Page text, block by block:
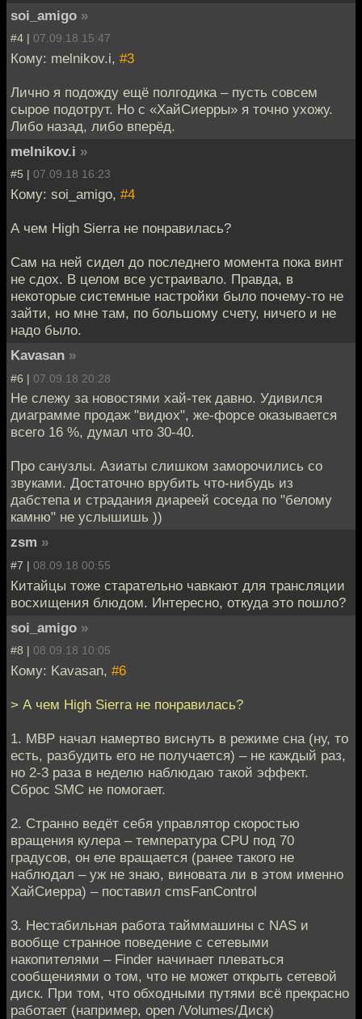
soi_amigo »
#4 | 07.09.18 15:47
Кому: melnikov.i, #3
Лично я подожду ещё полгодика – пусть совсем
сырое подотрут. Но с «ХайСиерры» я точно ухожу.
Либо назад, либо вперёд.
melnikov.i »
#5 | 07.09.18 16:23
Кому: soi_amigo, #4
А чем High Sierra не понравилась?
Сам на ней сидел до последнего момента пока винт
не сдох. В целом все устраивало. Правда, в
некоторые системные настройки было почему-то не
зайти, но мне там, по большому счету, ничего и не
надо было.
Kavasan »
#6 | 07.09.18 20:28
Не слежу за новостями хай-тек давно. Удивился
диаграмме продаж "видюх", же-форсе оказывается
вcего 16 %, думал что 30-40.
Про санузлы. Азиаты слишком заморочились со
звуками. Достаточно врубить что-нибудь из
дабстепа и страдания диареей соседа по "белому
камню" не услышишь ))
zsm »
#7 | 08.09.18 00:55
Китайцы тоже старательно чавкают для трансляции
восхищения блюдом. Интересно, откуда это пошло?
soi_amigo »
#8 | 08.09.18 10:05
Кому: Kavasan, #6
> А чем High Sierra не понравилась?
1. MBP начал намертво виснуть в режиме сна (ну, то
есть, разбудить его не получается) – не каждый раз,
но 2-3 раза в неделю наблюдаю такой эффект.
Сброс SMC не помогает.
2. Странно ведёт себя управлятор скоростью
вращения кулера – температура CPU под 70
градусов, он еле вращается (ранее такого не
наблюдал – уж не знаю, виновата ли в этом именно
ХайСиерра) – поставил cmsFanControl
3. Нестабильная работа тайммашины с NAS и
вообще странное поведение с сетевыми
накопителями – Finder начинает плеваться
сообщениями о том, что не может открыть сетевой
диск. При том, что обходными путями всё прекрасно
работает (например, open /Volumes/Диск)